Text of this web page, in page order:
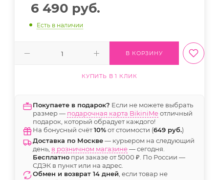
6 490 руб.
Есть в наличии
В КОРЗИНУ
КУПИТЬ В 1 КЛИК
Покупаете в подарок? Если не можете выбрать
размер — подарочная карта BikiniMeотличный
подарок, который обрадует каждого!
На бонусный счёт10%от стоимости (649 руб.)
Доставка по Москве— курьером на следующий
день, в розничном магазине— сегодня.
Бесплатно при заказе от 5000 ₽. По России —
СДЭК в пункт или на адрес.
Обмен и возврат 14 дней , если товар не